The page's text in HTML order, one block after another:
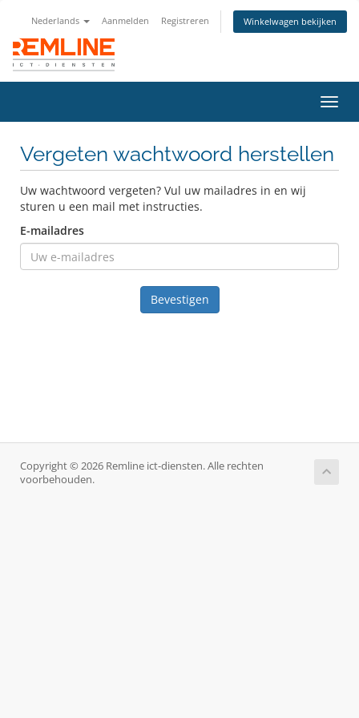
Nederlands Aanmelden Registreren Winkelwagen bekijken
in-/
Vergeten wachtwoord herstellen
Uw wachtwoord vergeten? Vul uw mailadres in en wij
sturen u een mail met instructies.
E-mailadres
Bevestigen
Copyright © 2026 Remline ict-diensten. Alle rechten
voorbehouden.